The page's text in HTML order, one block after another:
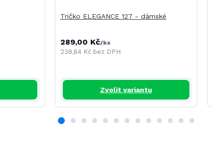
Tričko ELEGANCE 127 - dámské
289,00 Kč/ks
238,84 Kč bez DPH
Zvolit variantu